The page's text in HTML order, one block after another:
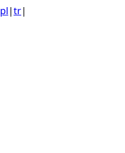
pl|tr|